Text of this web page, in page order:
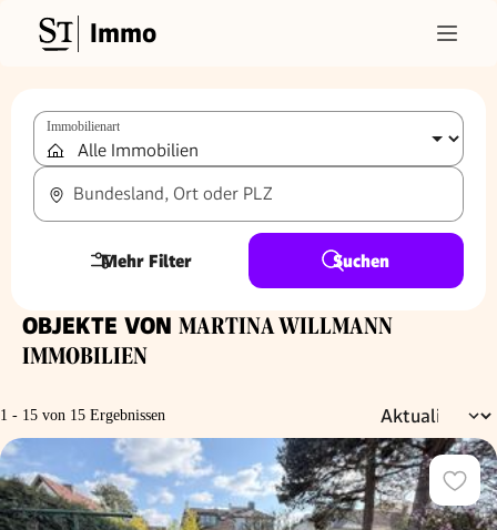
Immo
Immobilienart
Bundesland, Ort oder PLZ
Mehr Filter Suchen
OBJEKTE VON MARTINA WILLMANN
IMMOBILIEN
1 - 15 von 15 Ergebnissen